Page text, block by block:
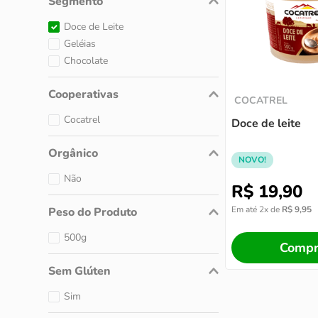
Doce de Leite
Geléias
Chocolate
Cooperativas
Cocatrel
Orgânico
Não
Peso do Produto
500g
Sem Glúten
Sim
COCATREL
Doce de leite
NOVO!
R$ 19,90
Em até 2x de R$ 9,95